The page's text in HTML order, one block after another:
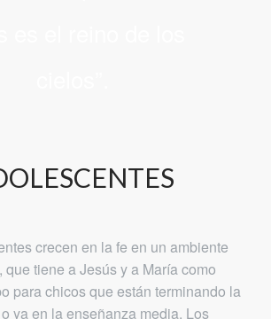
crecen en la fe en un ambiente
tiene a Jesús y a María como
para chicos que están terminando la
ya en la enseñanza media. Los